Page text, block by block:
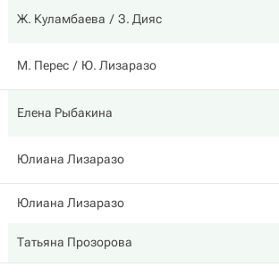
Ж. Куламбаева З. Дияс
М. Перес Ю. Лизаразо
Елена Рыбакина
Юлиана Лизаразо
Юлиана Лизаразо
Татьяна Прозорова